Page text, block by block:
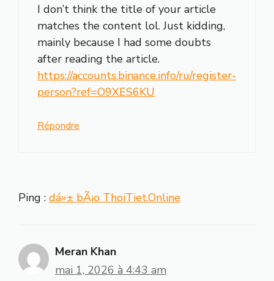
I don’t think the title of your article
matches the content lol. Just kidding,
mainly because I had some doubts
after reading the article.
https://accounts.binance.info/ru/register-
person?ref=O9XES6KU
Répondre
Ping : dá»± bÃ¡o ThoiTiet.Online
Meran Khan
mai 1, 2026 à 4:43 am